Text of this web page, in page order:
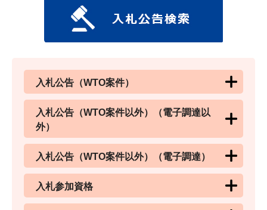
入札公告（WTO案件）
入札公告（WTO案件以外）（電子調達以
外）
入札公告（WTO案件以外）（電子調達）
入札参加資格